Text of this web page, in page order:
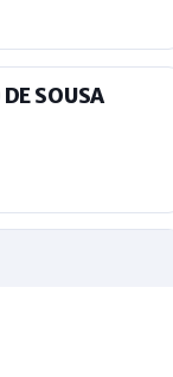
SOUSA